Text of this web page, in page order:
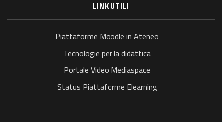
LINK UTILI
Piattaforme Moodle in Ateneo
Tecnologie per la didattica
Portale Video Mediaspace
Status Piattaforme Elearning